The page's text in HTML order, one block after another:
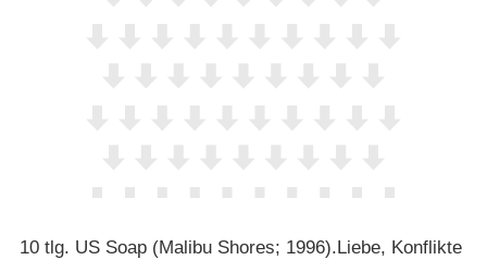
10 tlg. US Soap (Malibu Shores; 1996).Liebe, Konflikte